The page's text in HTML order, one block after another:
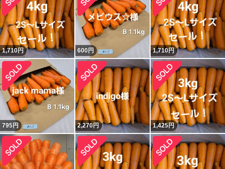
1,710円 600円 1,710円
795円 2,270円 1,425円